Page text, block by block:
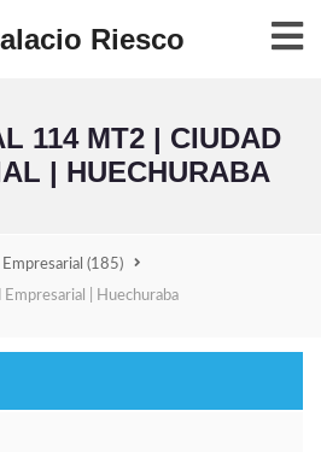
Riesco
114 MT2 | CIUDAD
| HUECHURABA
(185)
| Huechuraba